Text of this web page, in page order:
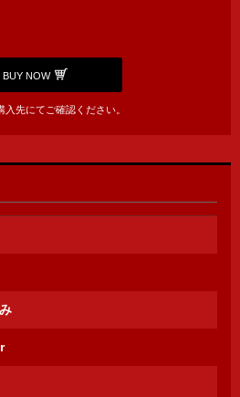
BUY NOW
入先にてご確認ください。